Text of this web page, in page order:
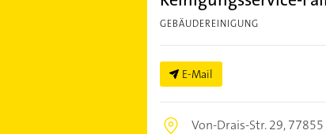
GEBÄUDEREINIGUNG
E-Mail
Von-Drais-Str. 29,77855